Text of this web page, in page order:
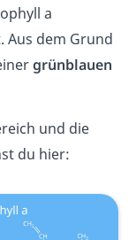
a
Aus dem Grund
grünblauen
und die
du hier: